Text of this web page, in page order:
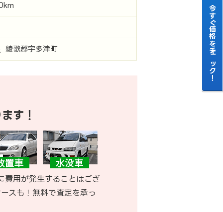
綾歌郡宇多津町
す！
費用が発生することはござ
スも！無料で査定を承っ
今すぐ価格をチェック！